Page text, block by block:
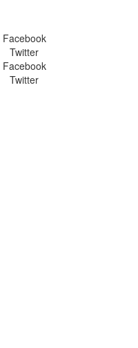
Facebook
Twitter
Facebook
Twitter